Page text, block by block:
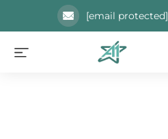
[email protected]